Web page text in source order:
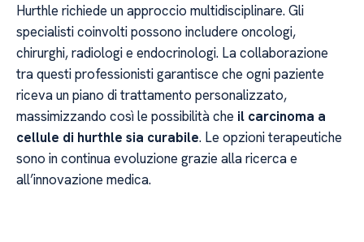
Hurthle richiede un approccio multidisciplinare. Gli
specialisti coinvolti possono includere oncologi,
chirurghi, radiologi e endocrinologi. La collaborazione
tra questi professionisti garantisce che ogni paziente
riceva un piano di trattamento personalizzato,
massimizzando così le possibilità che il carcinoma a
cellule di hurthle sia curabile. Le opzioni terapeutiche
sono in continua evoluzione grazie alla ricerca e
all’innovazione medica.